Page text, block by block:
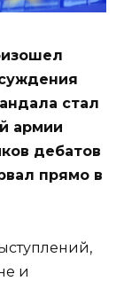
стал
армии
дебатов
прямо в
и